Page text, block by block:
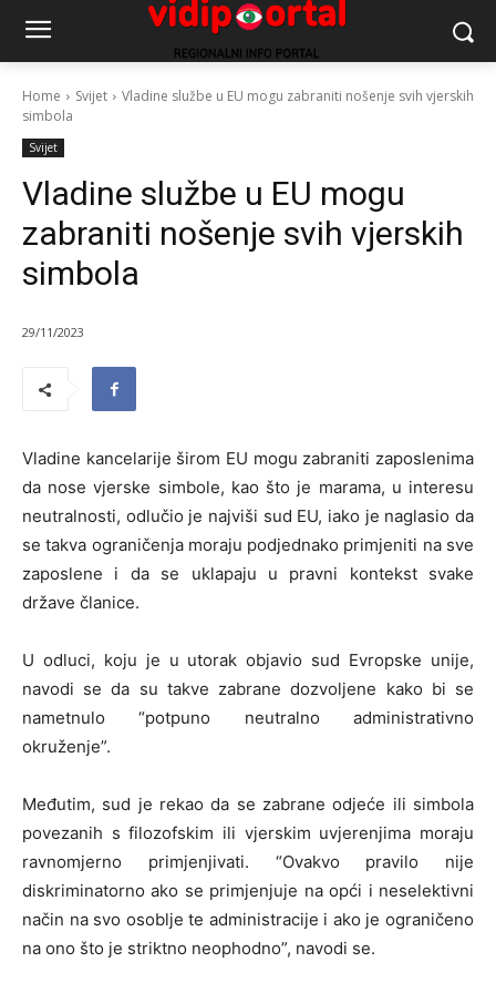
Home Svijet
Vladine službe u EU mogu zabraniti nošenje svih vjerskih
simbola
Svijet
Vladine službe u EU mogu
zabraniti nošenje svih vjerskih
simbola
29/11/2023
Vladine kancelarije širom EU mogu zabraniti zaposlenima
da nose vjerske simbole, kao što je marama, u interesu
neutralnosti, odlučio je najviši sud EU, iako je naglasio da
se takva ograničenja moraju podjednako primjeniti na sve
zaposlene i da se uklapaju u pravni kontekst svake
države članice.
U odluci, koju je u utorak objavio sud Evropske unije,
navodi se da su takve zabrane dozvoljene kako bi se
nametnulo “potpuno neutralno administrativno
okruženje”.
Međutim, sud je rekao da se zabrane odjeće ili simbola
povezanih s filozofskim ili vjerskim uvjerenjima moraju
ravnomjerno primjenjivati. “Ovakvo pravilo nije
diskriminatorno ako se primjenjuje na opći i neselektivni
način na svo osoblje te administracije i ako je ograničeno
na ono što je striktno neophodno”, navodi se.